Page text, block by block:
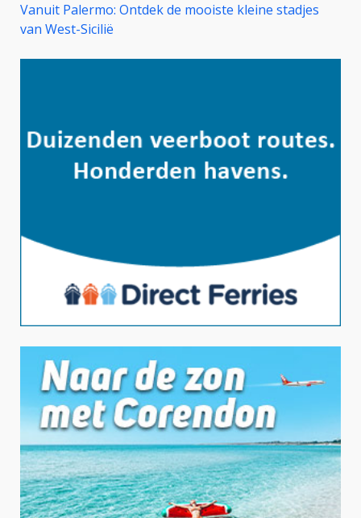
Vanuit Palermo: Ontdek de mooiste kleine stadjes
van West-Sicilië